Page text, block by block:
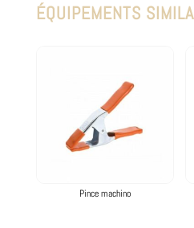
ÉQUIPEMENTS
Pince machino